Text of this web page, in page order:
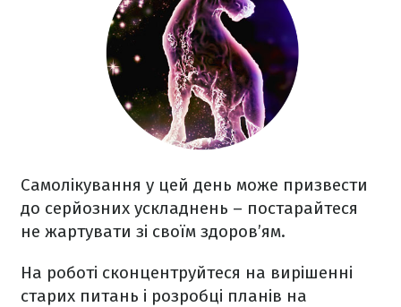
Самолікування у цей день може призвести
до серйозних ускладнень – постарайтеся
не жартувати зі своїм здоров’ям.
На роботі сконцентруйтеся на вирішенні
старих питань і розробці планів на